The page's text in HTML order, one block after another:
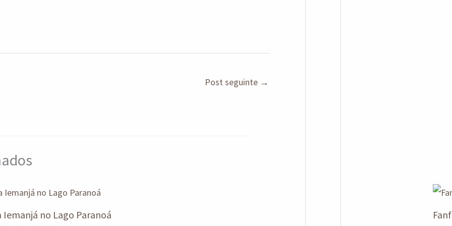
Post seguinte →
Iemanjá no Lago Paranoá